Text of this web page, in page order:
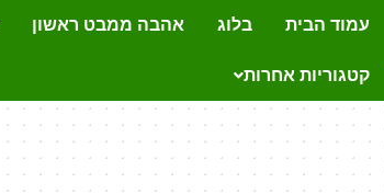
עמוד הבית בלוג אהבה ממבט ראשון
קטגוריות אחרות